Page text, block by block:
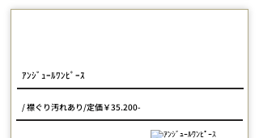
ｱﾝｼﾞｭｰﾙﾜﾝﾋﾟｰｽ
/ 襟ぐり汚れあり/定価￥35.200-